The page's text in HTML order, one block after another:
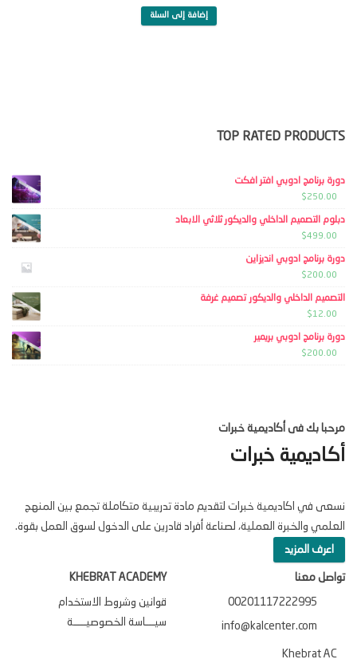
إضافة إلى السلة
TOP RATED PRODUCTS
دورة برنامج ادوبي افتر افكت
$250.00
دبلوم التصميم الداخلي والديكور ثلاثي الابعاد
$499.00
دورة برنامج ادوبي انديزاين
$200.00
التصميم الداخلي والديكور تصميم غرفة
$12.00
دورة برنامج ادوبي بريمير
$200.00
مرحبا بك فى أكاديمية خبرات
أكاديمية خبرات
نسعى في اكاديمية خبرات لتقديم مادة تدريبية متكاملة تجمع بين المنهج
العلمي والخبرة العملية، لصناعة أفراد قادرين على الدخول لسوق العمل بقوة.
اعرف المزيد
تواصل معنا
00201117222995
info@kalcenter.com
Khebrat AC
KHEBRAT ACADEMY
قوانين وشروط الاستخدام
سيـــاسة الخصوصيــــة